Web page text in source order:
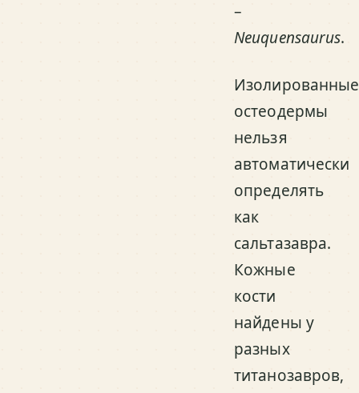
–
Neuquensaurus.
Изолированные
остеодермы
нельзя
автоматически
определять
как
сальтазавра.
Кожные
кости
найдены у
разных
титанозавров,